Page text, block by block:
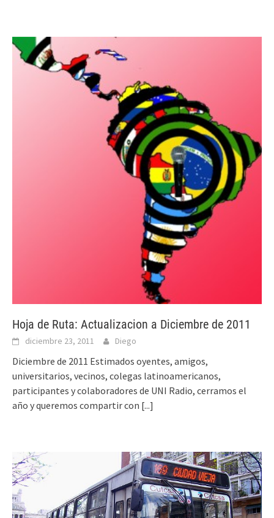
Hoja de Ruta: Actualizacion a Diciembre de 2011
diciembre 23, 2011 Diego
Diciembre de 2011 Estimados oyentes, amigos,
universitarios, vecinos, colegas latinoamericanos,
participantes y colaboradores de UNI Radio, cerramos el
año y queremos compartir con [...]